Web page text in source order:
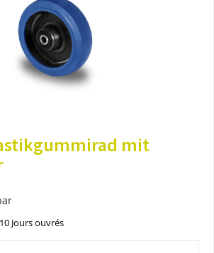
mit
Jours ouvrés